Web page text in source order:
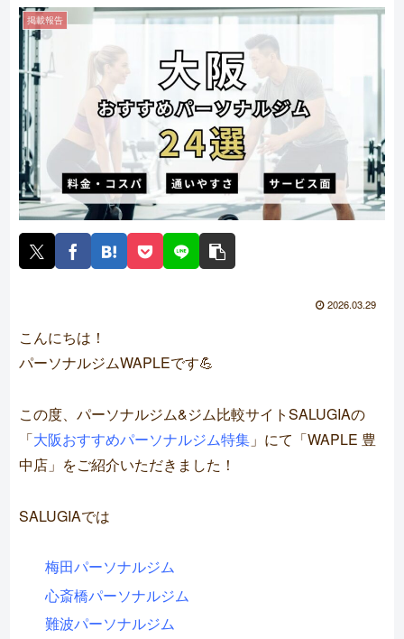
掲載報告
2026.03.29
こんにちは！
パーソナルジムWAPLEです💪
この度、パーソナルジム&ジム比較サイトSALUGIAの
「大阪おすすめパーソナルジム特集 」 にて「WAPLE 豊
中店」をご紹介いただきました！
SALUGIAでは
梅田パーソナルジム
心斎橋パーソナルジム
難波パーソナルジム